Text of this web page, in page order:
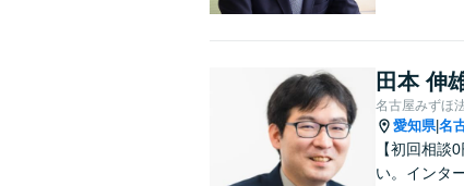
田本 伸
名古屋みずほ
愛知県|名
【初回相談
い。インタ